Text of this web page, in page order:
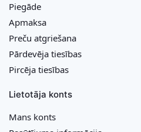
Piegāde
Apmaksa
Preču atgriešana
Pārdevēja tiesības
Pircēja tiesības
Lietotāja konts
Mans konts